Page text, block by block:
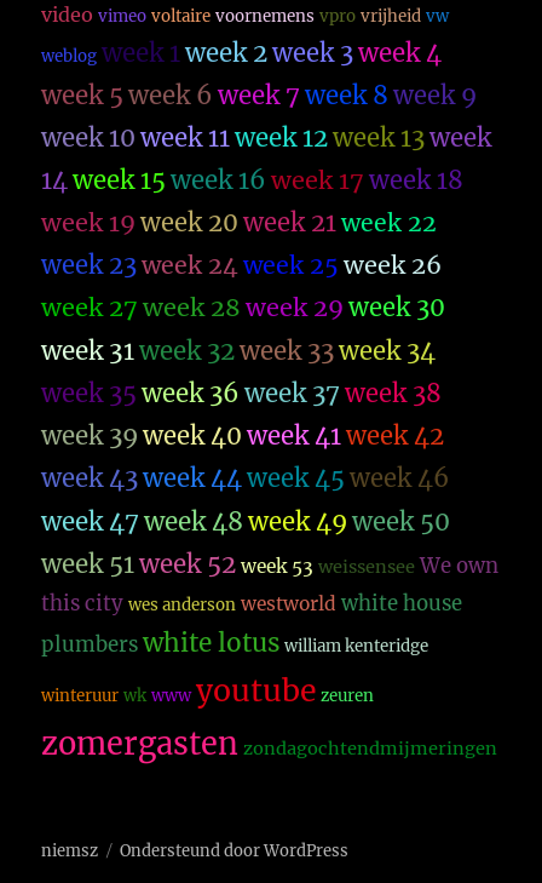
video vimeo voltaire voornemens vpro vrijheid vw
weblog week 1week 2week 3week 4
week 5 week 6 week 7 week 8 week 9
week 10 week 11week 12week 13week
14week 15 week 16 week 17 week 18
week 19 week 20 week 21week 22
week 23week 24week 25 week 26
week 27 week 28 week 29 week 30
week 31week 32week 33week 34
week 35 week 36 week 37 week 38
week 39 week 40 week 41week 42
week 43week 44week 45 week 46
week 47 week 48 week 49 week 50
week 51week 52 week 53 weissensee We own
this city wes anderson westworld white house
plumbers white lotus william kenteridge
winteruur wk www youtube zeuren
zomergasten zondagochtendmijmeringen
niemsz Ondersteund door WordPress